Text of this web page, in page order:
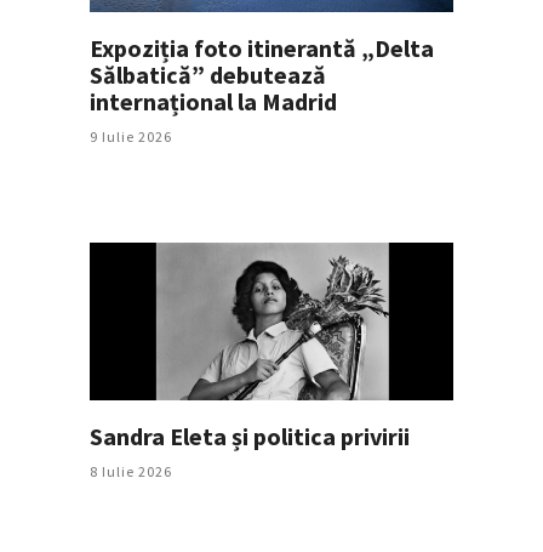
Expoziția foto itinerantă „Delta
Sălbatică” debutează
internațional la Madrid
9 Iulie 2026
Sandra Eleta și politica privirii
8 Iulie 2026